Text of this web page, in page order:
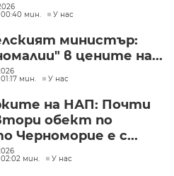
мин.
У нас
министър:
в цените на...
мин.
У нас
на НАП: Почти
обект по
Черноморие е с...
мин.
У нас